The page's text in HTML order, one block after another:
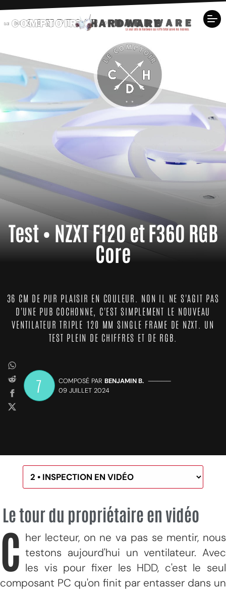
Test • NZXT F120 et F360 RGB
Core
36 CM DE PUR PLAISIR EN COULEUR. NON IL NE S'AGIT PAS
D'UNE PUB COCHONNE, C'EST SIMPLEMENT LE NOUVEAU
VENTILATEUR TRIPLE 120 MM SINGLE FRAME DE NZXT. UN
TEST PLEIN DE CHIFFRES ET DE RGB.
7 COMPOSÉ PAR BENJAMIN B. —————
09 JUILLET 2024
Le tour du propriétaire en vidéo
C her lecteur, on ne va pas se mentir, nous
testons aujourd'hui un ventilateur. Avec
les vis pour fixer les HDD, c'est le seul
composant PC qu'on finit par entasser dans un